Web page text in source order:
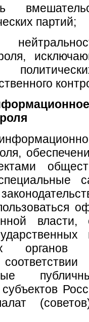
партий;
власти,
органов